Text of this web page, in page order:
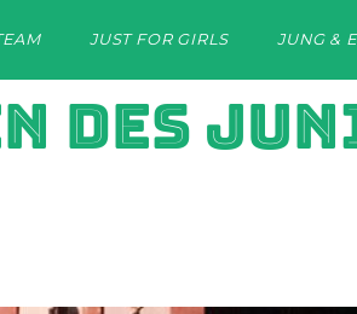
JUST FOR GIRLS JUNG &
DES